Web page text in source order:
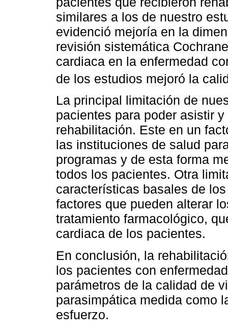
similares a los de nuestro
evidenció mejoría en la
revisión sistemática
cardiaca en la enfermedad
de los estudios mejoró la
La principal limitación de
pacientes para poder asistir
rehabilitación. Este en un
las instituciones de salud
programas y de esta forma
todos los pacientes. Otra
características basales de
factores que pueden alterar
tratamiento farmacológico,
cardiaca de los pacientes.
En conclusión, la
los pacientes con
parámetros de la calidad de
parasimpática medida como
esfuerzo.